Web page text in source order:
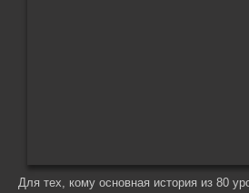
Для тех, кому основная история из 80